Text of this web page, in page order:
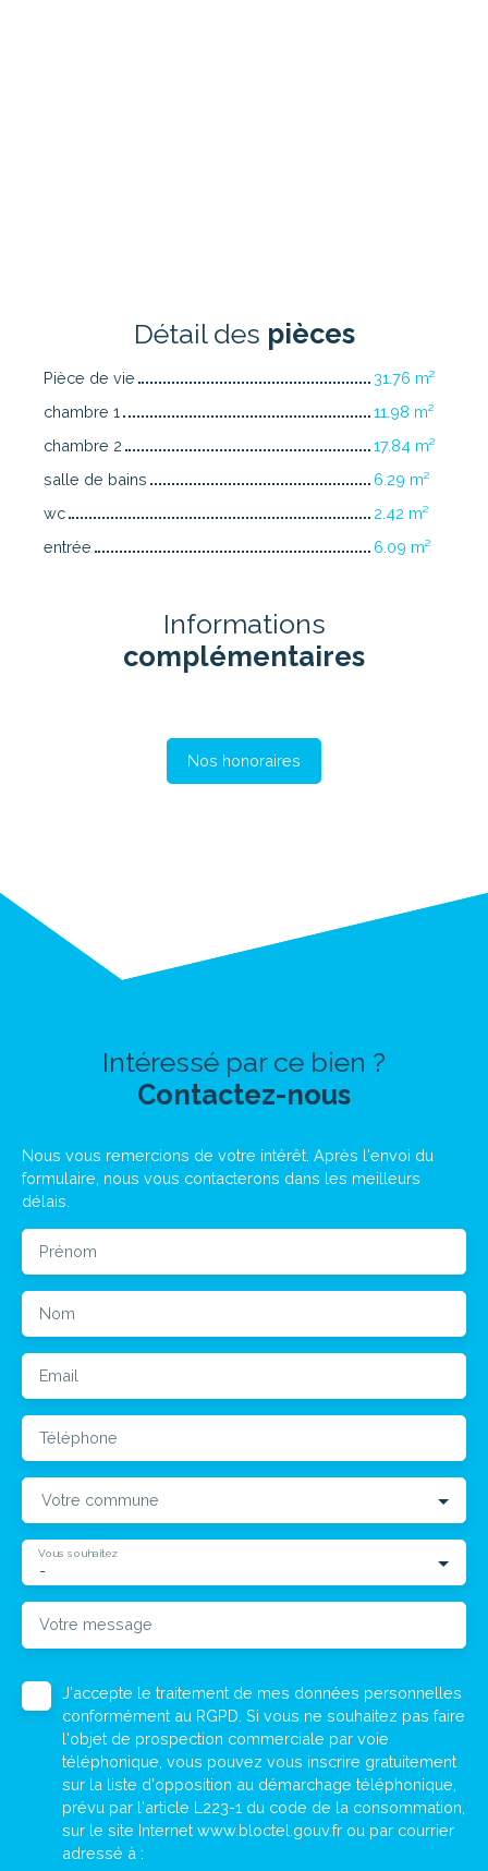
Détail des pièces
Pièce de vie
31.76 m²
chambre 1
11.98 m²
chambre 2
17.84 m²
salle de bains
6.29 m²
wc
2.42 m²
entrée
6.09 m²
Informations
complémentaires
Nos honoraires
Intéressé par ce bien ?
Contactez-nous
Nous vous remercions de votre intérêt. Après l'envoi du
formulaire, nous vous contacterons dans les meilleurs
délais.
Prénom
Nom
Email
Téléphone
Votre commune
-
Vous souhaitez
Votre message
J'accepte le traitement de mes données personnelles
conformément au RGPD. Si vous ne souhaitez pas faire
l'objet de prospection commerciale par voie
téléphonique, vous pouvez vous inscrire gratuitement
sur la liste d'opposition au démarchage téléphonique,
prévu par l'article L223-1 du code de la consommation,
sur le site Internet www.bloctel.gouv.fr ou par courrier
adressé à :